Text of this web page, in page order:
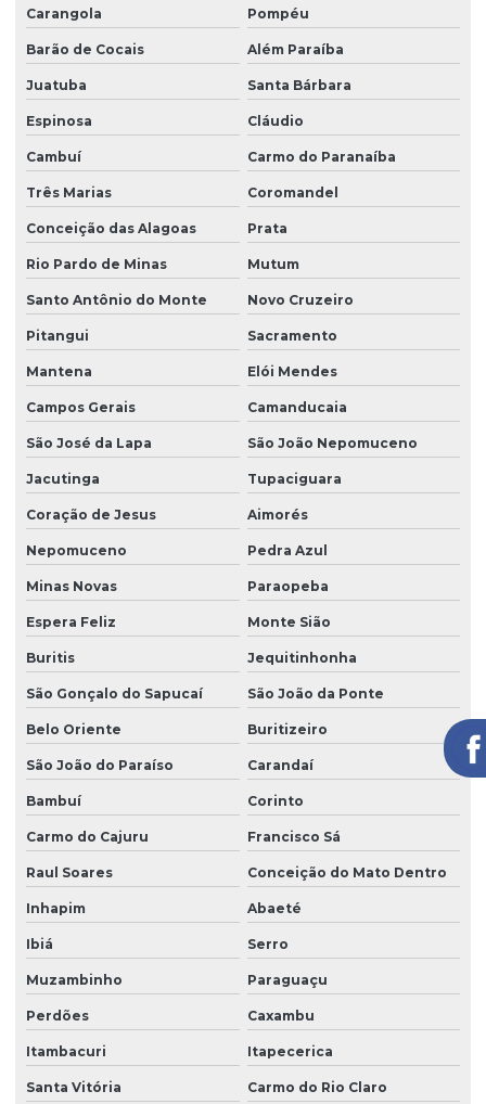
Carangola Pompéu
Barão de Cocais Além Paraíba
Juatuba Santa Bárbara
Espinosa Cláudio
Cambuí Carmo do Paranaíba
Três Marias Coromandel
Conceição das Alagoas Prata
Rio Pardo de Minas Mutum
Santo Antônio do Monte Novo Cruzeiro
Pitangui Sacramento
Mantena Elói Mendes
Campos Gerais Camanducaia
São José da Lapa São João Nepomuceno
Jacutinga Tupaciguara
Coração de Jesus Aimorés
Nepomuceno Pedra Azul
Minas Novas Paraopeba
Espera Feliz Monte Sião
Buritis Jequitinhonha
São Gonçalo do Sapucaí São João da Ponte
Belo Oriente Buritizeiro
São João do Paraíso Carandaí
Bambuí Corinto
Carmo do Cajuru Francisco Sá
Raul Soares Conceição do Mato Dentro
Inhapim Abaeté
Ibiá Serro
Muzambinho Paraguaçu
Perdões Caxambu
Itambacuri Itapecerica
Santa Vitória Carmo do Rio Claro